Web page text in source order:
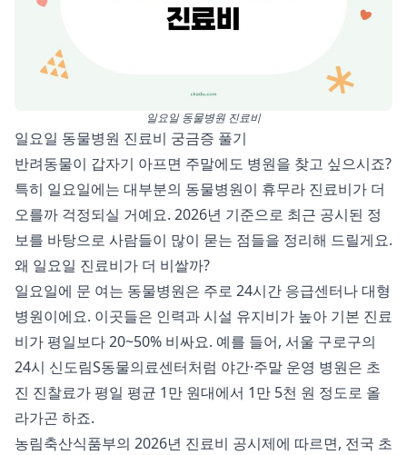
일요일 동물병원 진료비
일요일 동물병원 진료비 궁금증 풀기
반려동물이 갑자기 아프면 주말에도 병원을 찾고 싶으시죠?
특히 일요일에는 대부분의 동물병원이 휴무라 진료비가 더
오를까 걱정되실 거예요. 2026년 기준으로 최근 공시된 정
보를 바탕으로 사람들이 많이 묻는 점들을 정리해 드릴게요.
왜 일요일 진료비가 더 비쌀까?
일요일에 문 여는 동물병원은 주로 24시간 응급센터나 대형
병원이에요. 이곳들은 인력과 시설 유지비가 높아 기본 진료
비가 평일보다 20~50% 비싸요. 예를 들어, 서울 구로구의
24시 신도림S동물의료센터처럼 야간·주말 운영 병원은 초
진 진찰료가 평일 평균 1만 원대에서 1만 5천 원 정도로 올
라가곤 하죠.
농림축산식품부의 2026년 진료비 공시제에 따르면, 전국 초